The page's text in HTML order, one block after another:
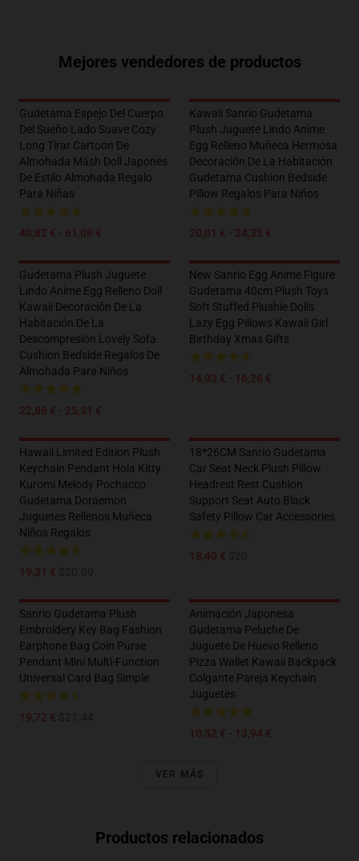
Mejores vendedores de productos
Gudetama Espejo Del Cuerpo
Del Sueño Lado Suave Cozy
Long Tirar Cartoon De
Almohada Másh Doll Japonés
De Estilo Almohada Regalo
Para Niñas
40,82 € - 61,08 €
Kawaii Sanrio Gudetama
Plush Juguete Lindo Anime
Egg Relleno Muñeca Hermosa
Decoración De La Habitación
Gudetama Cushion Bedside
Pillow Regalos Para Niños
20,01 € - 24,35 €
Gudetama Plush Juguete
Lindo Anime Egg Relleno Doll
Kawaii Decoración De La
Habitación De La
Descompresión Lovely Sofa
Cushion Bedside Regalos De
Almohada Para Niños
22,86 € - 25,31 €
New Sanrio Egg Anime Figure
Gudetama 40cm Plush Toys
Soft Stuffed Plushie Dolls
Lazy Egg Pillows Kawaii Girl
Birthday Xmas Gifts
14,93 € - 16,26 €
Hawaii Limited Edition Plush
Keychain Pendant Hola Kitty
Kuromi Melody Pochacco
Gudetama Doraemon
Juguetes Rellenos Muñeca
Niños Regalos
19,31 €
18*26CM Sanrio Gudetama
Car Seat Neck Plush Pillow
Headrest Rest Cushion
Support Seat Auto Black
Safety Pillow Car Accessories
18,40 €
Sanrio Gudetama Plush
Embroidery Key Bag Fashion
Earphone Bag Coin Purse
Pendant Mini Multi-Function
Universal Card Bag Simple
19,72 €
Animación Japonesa
Gudetama Peluche De
Juguete De Huevo Relleno
Pizza Wallet Kawaii Backpack
Colgante Pareja Keychain
Juguetes
10,52 € - 13,94 €
VER MÁS
Productos relacionados